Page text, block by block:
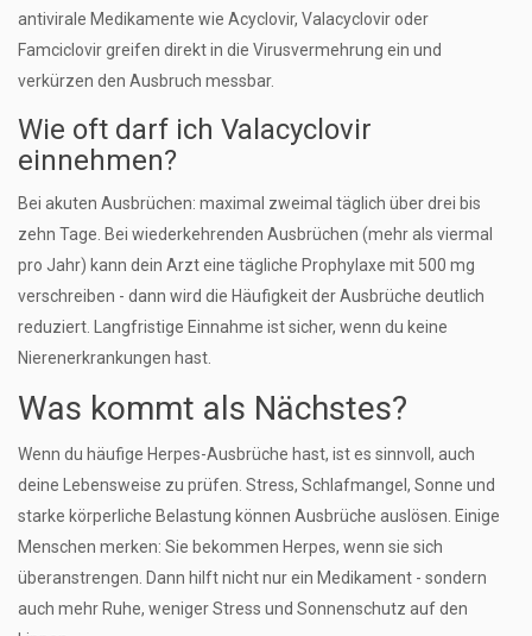
antivirale Medikamente wie Acyclovir, Valacyclovir oder
Famciclovir greifen direkt in die Virusvermehrung ein und
verkürzen den Ausbruch messbar.
Wie oft darf ich Valacyclovir
einnehmen?
Bei akuten Ausbrüchen: maximal zweimal täglich über drei bis
zehn Tage. Bei wiederkehrenden Ausbrüchen (mehr als viermal
pro Jahr) kann dein Arzt eine tägliche Prophylaxe mit 500 mg
verschreiben - dann wird die Häufigkeit der Ausbrüche deutlich
reduziert. Langfristige Einnahme ist sicher, wenn du keine
Nierenerkrankungen hast.
Was kommt als Nächstes?
Wenn du häufige Herpes-Ausbrüche hast, ist es sinnvoll, auch
deine Lebensweise zu prüfen. Stress, Schlafmangel, Sonne und
starke körperliche Belastung können Ausbrüche auslösen. Einige
Menschen merken: Sie bekommen Herpes, wenn sie sich
überanstrengen. Dann hilft nicht nur ein Medikament - sondern
auch mehr Ruhe, weniger Stress und Sonnenschutz auf den